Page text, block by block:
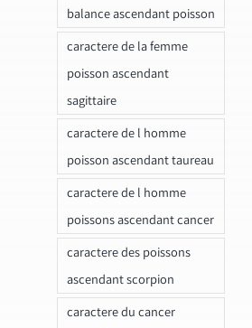
balance ascendant poisson
caractere de la femme
poisson ascendant
sagittaire
caractere de l homme
poisson ascendant taureau
caractere de l homme
poissons ascendant cancer
caractere des poissons
ascendant scorpion
caractere du cancer